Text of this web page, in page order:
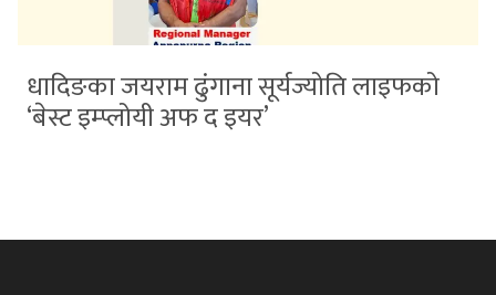
धादिङका जयराम ढुंगाना सूर्यज्योति लाइफको
‘बेस्ट इम्प्लोयी अफ द इयर’